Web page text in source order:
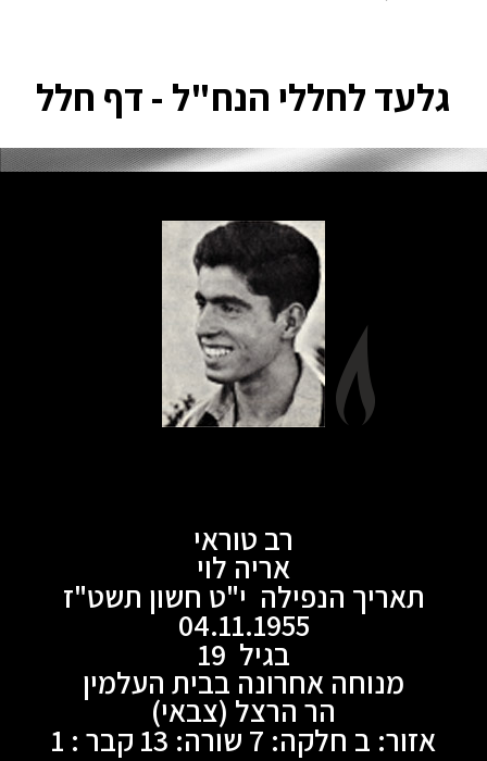
גלעד לחללי הנח"ל - דף חלל
רב טוראי
אריה לוי
תאריך הנפילה י"ט חשון תשט"ז
04.11.1955
בגיל 19
מנוחה אחרונה בבית העלמין
הר הרצל (צבאי)
אזור: ב חלקה: 7 שורה: 13 קבר : 1